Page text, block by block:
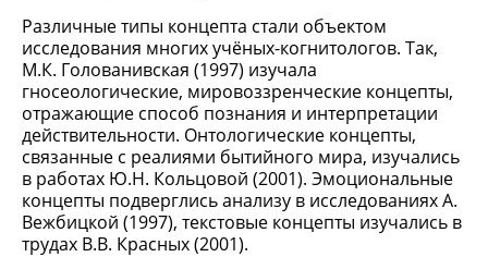
Различные типы концепта стали объектом
исследования многих учёных-когнитологов. Так,
М.К. Голованивская (1997) изучала
гносеологические, мировоззренческие концепты,
отражающие способ познания и интерпретации
действительности. Онтологические концепты,
связанные с реалиями бытийного мира, изучались
в работах Ю.Н. Кольцовой (2001). Эмоциональные
концепты подверглись анализу в исследованиях А.
Вежбицкой (1997), текстовые концепты изучались в
трудах В.В. Красных (2001).